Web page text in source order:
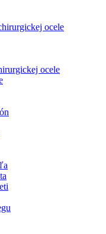
ocele
ocele